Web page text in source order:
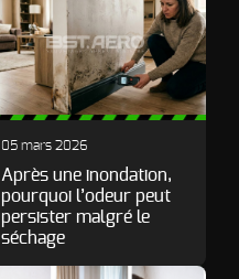
05 mars 2026
Après une inondation,
pourquoi l’odeur peut
persister malgré le
séchage